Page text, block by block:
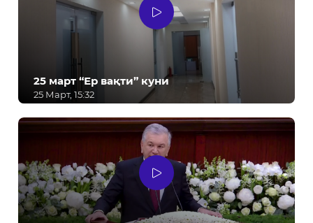
25 март “Ер вақти” куни
25 Март, 15:32